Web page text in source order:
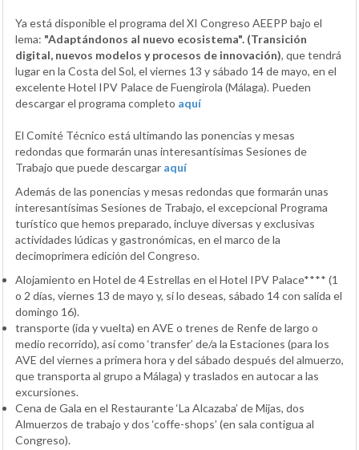
Ya está disponible el programa del XI Congreso AEEPP bajo el
lema: "Adaptándonos al nuevo ecosistema". (Transición
digital, nuevos modelos y procesos de innovación), que tendrá
lugar en la Costa del Sol, el viernes 13 y sábado 14 de mayo, en el
excelente Hotel IPV Palace de Fuengirola (Málaga). Pueden
descargar el programa completo aquí
El Comité Técnico está ultimando las ponencias y mesas
redondas que formarán unas interesantísimas Sesiones de
Trabajo que puede descargar aquí
Además de las ponencias y mesas redondas que formarán unas
interesantísimas Sesiones de Trabajo, el excepcional Programa
turístico que hemos preparado, incluye diversas y exclusivas
actividades lúdicas y gastronómicas, en el marco de la
decimoprimera edición del Congreso.
Alojamiento en Hotel de 4 Estrellas en el Hotel IPV Palace**** (1
o 2 días, viernes 13 de mayo y, si lo deseas, sábado 14 con salida el
domingo 16).
transporte (ida y vuelta) en AVE o trenes de Renfe de largo o
medio recorrido), así como ‘transfer’ de/a la Estaciones (para los
AVE del viernes a primera hora y del sábado después del almuerzo,
que transporta al grupo a Málaga) y traslados en autocar a las
excursiones.
Cena de Gala en el Restaurante ‘La Alcazaba’ de Mijas, dos
Almuerzos de trabajo y dos ‘coffe-shops’ (en sala contigua al
Congreso).